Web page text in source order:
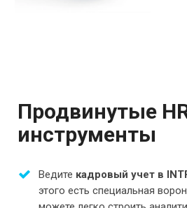
Продвинутые
инструменты
Ведите кадровый учет в
этого есть специальная